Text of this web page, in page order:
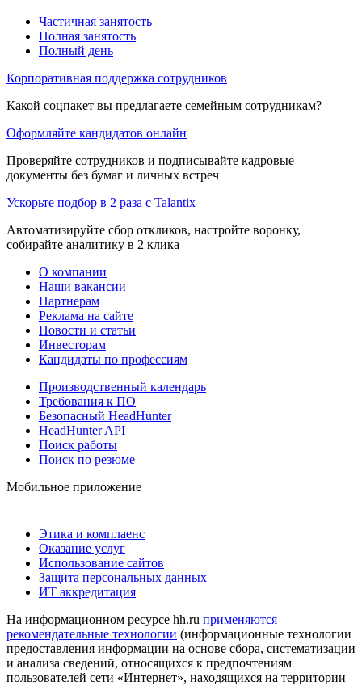
Частичная занятость
Полная занятость
Полный день
Корпоративная поддержка сотрудников
Какой соцпакет вы предлагаете семейным сотрудникам?
Оформляйте кандидатов онлайн
Проверяйте сотрудников и подписывайте кадровые
документы без бумаг и личных встреч
Ускорьте подбор в 2 раза с Talantix
Автоматизируйте сбор откликов, настройте воронку,
собирайте аналитику в 2 клика
О компании
Наши вакансии
Партнерам
Реклама на сайте
Новости и статьи
Инвесторам
Кандидаты по профессиям
Производственный календарь
Требования к ПО
Безопасный HeadHunter
HeadHunter API
Поиск работы
Поиск по резюме
Мобильное приложение
Этика и комплаенс
Оказание услуг
Использование сайтов
Защита персональных данных
ИТ аккредитация
На информационном ресурсе hh.ru применяются
рекомендательные технологии (информационные технологии
предоставления информации на основе сбора, систематизации
и анализа сведений, относящихся к предпочтениям
пользователей сети «Интернет», находящихся на территории